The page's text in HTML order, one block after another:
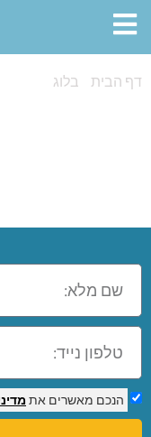
דף הבית בלוג
הנכם מאשרים את